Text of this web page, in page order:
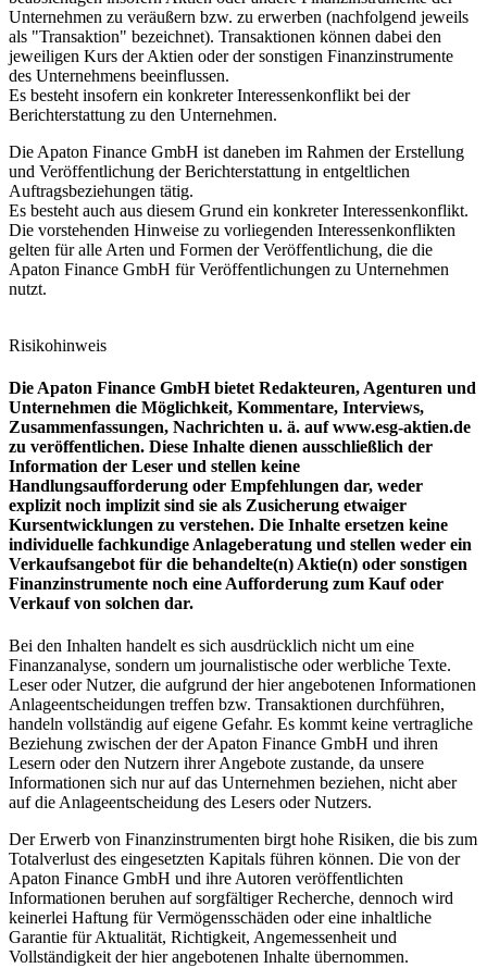
Unternehmen zu veräußern bzw. zu erwerben (nachfolgend jeweils
als "Transaktion" bezeichnet). Transaktionen können dabei den
jeweiligen Kurs der Aktien oder der sonstigen Finanzinstrumente
des Unternehmens beeinflussen.
Es besteht insofern ein konkreter Interessenkonflikt bei der
Berichterstattung zu den Unternehmen.
Die Apaton Finance GmbH ist daneben im Rahmen der Erstellung
und Veröffentlichung der Berichterstattung in entgeltlichen
Auftragsbeziehungen tätig.
Es besteht auch aus diesem Grund ein konkreter Interessenkonflikt.
Die vorstehenden Hinweise zu vorliegenden Interessenkonflikten
gelten für alle Arten und Formen der Veröffentlichung, die die
Apaton Finance GmbH für Veröffentlichungen zu Unternehmen
nutzt.
Risikohinweis
Die Apaton Finance GmbH bietet Redakteuren, Agenturen und
Unternehmen die Möglichkeit, Kommentare, Interviews,
Zusammenfassungen, Nachrichten u. ä. aufwww.esg-aktien.de
zu veröffentlichen. Diese Inhalte dienen ausschließlich der
Information der Leser und stellen keine
Handlungsaufforderung oder Empfehlungen dar, weder
explizit noch implizit sind sie als Zusicherung etwaiger
Kursentwicklungen zu verstehen. Die Inhalte ersetzen keine
individuelle fachkundige Anlageberatung und stellen weder ein
Verkaufsangebot für die behandelte(n) Aktie(n) oder sonstigen
Finanzinstrumente noch eine Aufforderung zum Kauf oder
Verkauf von solchen dar.
Bei den Inhalten handelt es sich ausdrücklich nicht um eine
Finanzanalyse, sondern um journalistische oder werbliche Texte.
Leser oder Nutzer, die aufgrund der hier angebotenen Informationen
Anlageentscheidungen treffen bzw. Transaktionen durchführen,
handeln vollständig auf eigene Gefahr. Es kommt keine vertragliche
Beziehung zwischen der der Apaton Finance GmbH und ihren
Lesern oder den Nutzern ihrer Angebote zustande, da unsere
Informationen sich nur auf das Unternehmen beziehen, nicht aber
auf die Anlageentscheidung des Lesers oder Nutzers.
Der Erwerb von Finanzinstrumenten birgt hohe Risiken, die bis zum
Totalverlust des eingesetzten Kapitals führen können. Die von der
Apaton Finance GmbH und ihre Autoren veröffentlichten
Informationen beruhen auf sorgfältiger Recherche, dennoch wird
keinerlei Haftung für Vermögensschäden oder eine inhaltliche
Garantie für Aktualität, Richtigkeit, Angemessenheit und
Vollständigkeit der hier angebotenen Inhalte übernommen.